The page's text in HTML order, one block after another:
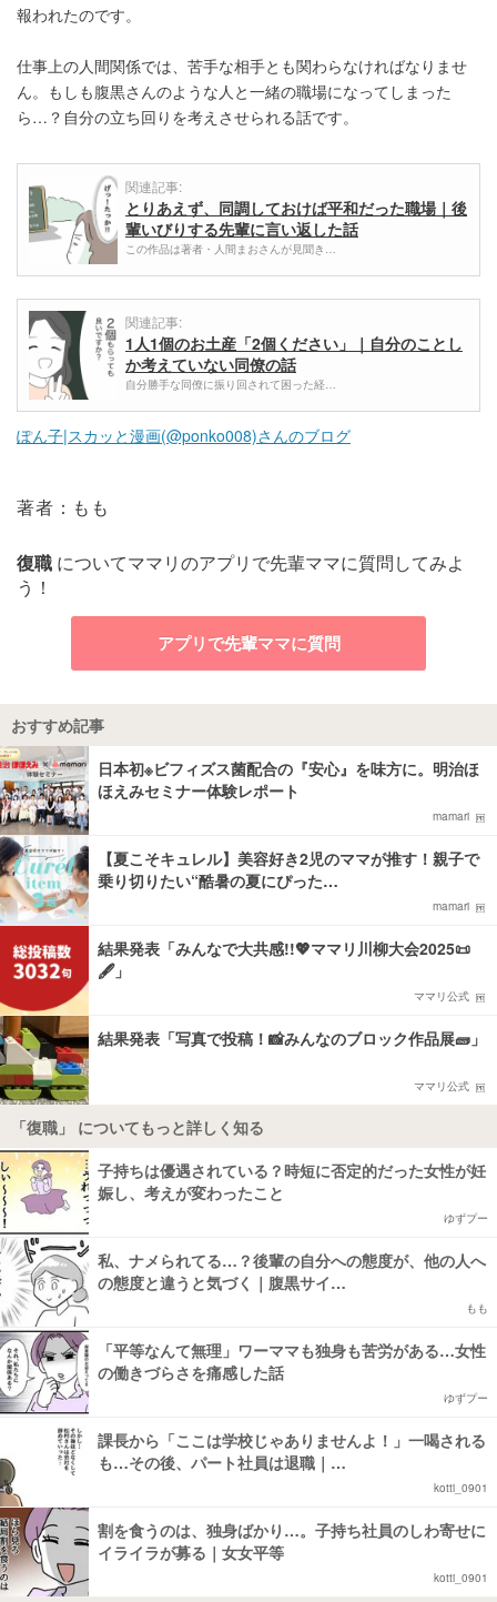
報われたのです。
仕事上の人間関係では、苦手な相手とも関わらなければなりませ
ん。もしも腹黒さんのような人と一緒の職場になってしまった
ら…？自分の立ち回りを考えさせられる話です。
関連記事:
とりあえず、同調しておけば平和だった職場｜後
輩いびりする先輩に言い返した話
この作品は著者・人間まおさんが見聞き…
関連記事:
1人1個のお土産「2個ください」｜自分のことし
か考えていない同僚の話
自分勝手な同僚に振り回されて困った経…
ぽん子|スカッと漫画(@ponko008)さんのブログ
著者：もも
復職 についてママリのアプリで先輩ママに質問してみよ
う！
アプリで先輩ママに質問
おすすめ記事
日本初※ビフィズス菌配合の『安心』を味方に。明治ほ
ほえみセミナー体験レポート
mamari
【夏こそキュレル】美容好き2児のママが推す！親子で
乗り切りたい“酷暑の夏にぴった…
mamari
結果発表「みんなで大共感!!💖ママリ川柳大会2025📜
🖋️」
ママリ公式
結果発表「写真で投稿！📸みんなのブロック作品展🧱」
ママリ公式
「復職」 についてもっと詳しく知る
子持ちは優遇されている？時短に否定的だった女性が妊
娠し、考えが変わったこと
ゆずプー
私、ナメられてる…？後輩の自分への態度が、他の人へ
の態度と違うと気づく｜腹黒サイ…
もも
「平等なんて無理」ワーママも独身も苦労がある…女性
の働きづらさを痛感した話
ゆずプー
課長から「ここは学校じゃありませんよ！」一喝される
も…その後、パート社員は退職｜…
kotti_0901
割を食うのは、独身ばかり…。子持ち社員のしわ寄せに
イライラが募る｜女女平等
kotti_0901